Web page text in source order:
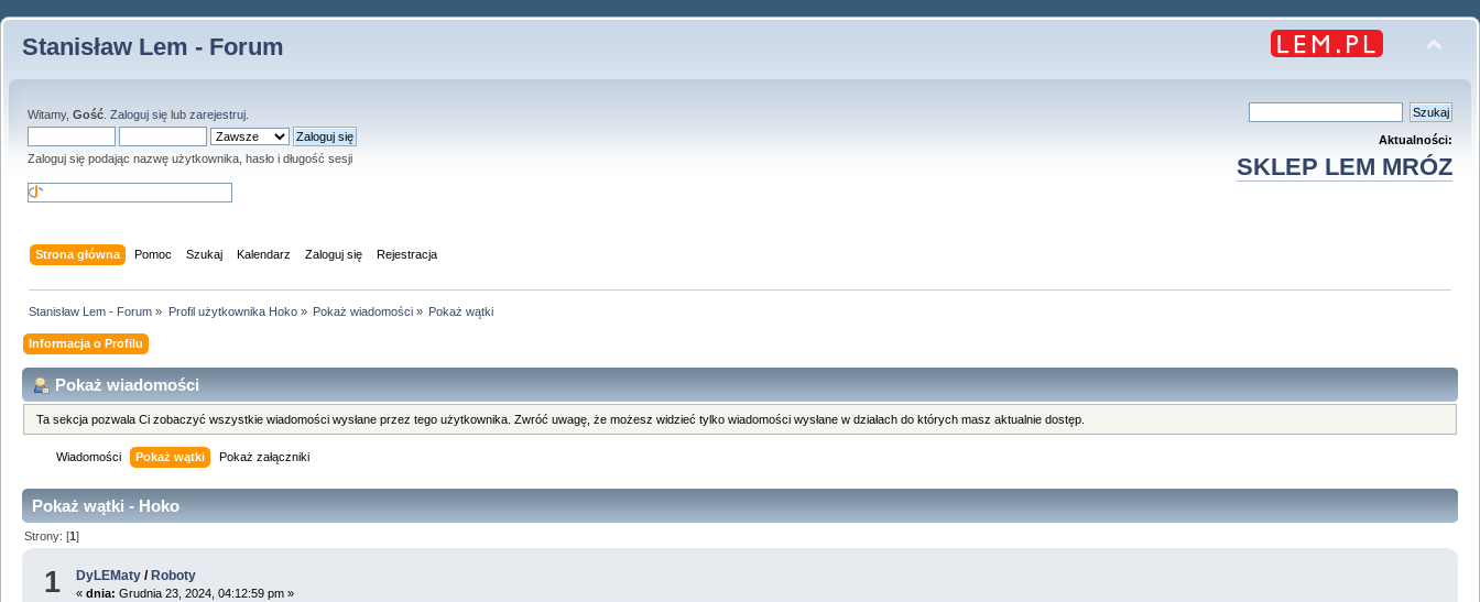
Stanisław Lem - Forum
Witamy, Gość Zaloguj się lub zarejestruj
Zaloguj się podając nazwę użytkownika, hasło i długość sesji
Aktualności:
SKLEP LEM MRÓZ
Strona główna Pomoc Szukaj Kalendarz Zaloguj się Rejestracja
Stanisław Lem - Forum » Profil użytkownika Hoko» Pokaż wiadomości» Pokaż wątki
Informacja o Profilu
Pokaż wiadomości
Ta sekcja pozwala Ci zobaczyć wszystkie wiadomości wysłane przez tego użytkownika. Zwróć uwagę, że możesz widzieć tylko wiadomości wysłane w działach do których masz aktualnie dostęp.
Wiadomości Pokaż wątki Pokaż załączniki
Pokaż wątki - Hoko
Strony: [1]
1 DyLEMaty / Roboty
«dnia: Grudnia 23, 2024, 04:12:59 pm »